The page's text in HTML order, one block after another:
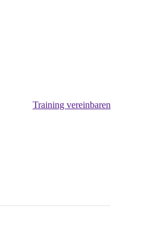
Training vereinbaren